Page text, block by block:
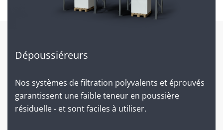
Dépoussiéreurs
Nos systèmes de filtration polyvalents et éprouvés
garantissent une faible teneur en poussière
résiduelle - et sont faciles à utiliser.